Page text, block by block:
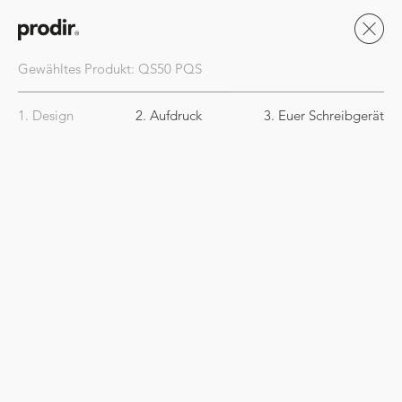
Gewähltes Produkt: QS50 PQS
1. Design 2. Aufdruck 3. Euer Schreibgerät